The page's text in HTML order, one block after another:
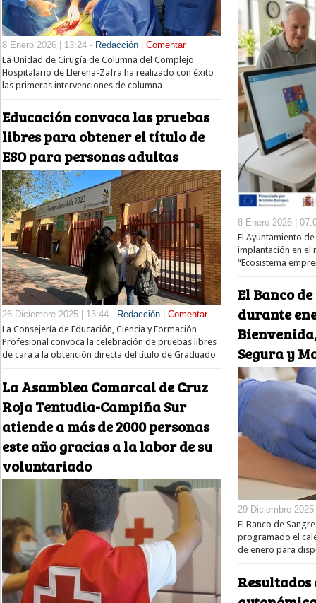
8 Enero 2026 | 13:24 - Redacción | Comentar
La Unidad de Cirugía de Columna del Complejo
Hospitalario de Llerena-Zafra ha realizado con éxito
las primeras intervenciones de columna
Educación convoca las pruebas
libres para obtener el título de
ESO para personas adultas
26 Diciembre 2025 | 13:44 - Redacción
Comentar
La Consejería de Educación, Ciencia y Formación
Profesional convoca la celebración de pruebas libres
de cara a la obtención directa del título de Graduado
La Asamblea Comarcal de Cruz
Roja Tentudia-Campiña Sur
atiende a más de 2000 personas
este año gracias a la labor de su
voluntariado
8 Enero 2026 |
El Ayuntamiento
implantación en el
“Ecosistema
El Banco
durante
Segura y
29 Diciembre
El Banco de
programado el
de enero para
Resultados